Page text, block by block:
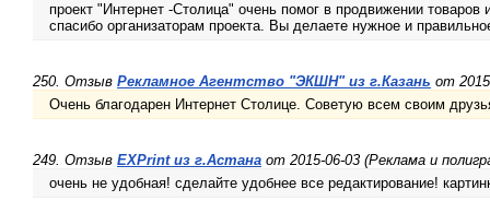
проект "Интернет -Столица" очень помог в продвижении
спасибо организаторам проекта. Вы делаете нужное и
250. Отзыв Рекламное Агентство "ЭКШН" из г.Казань от
Очень благодарен Интернет Столице. Советую всем своим
249. Отзыв EXPrint из г.Астана от 2015-06-03 (Реклама и
очень не удобная! сделайте удобнее все редактирование!